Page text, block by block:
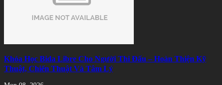
Khóa Học Bida Libre Cho Người Thi Đấu – Hoàn Thiện Kỹ
Thuật, Chiến Thuật Và Tâm Lý